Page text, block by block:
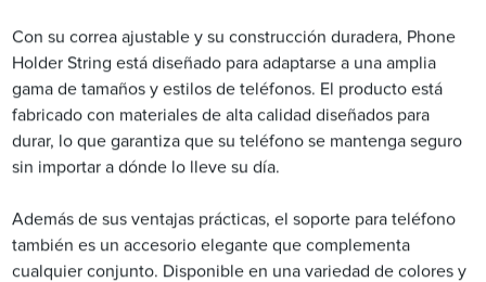
Con su correa ajustable y su construcción duradera, Phone
Holder String está diseñado para adaptarse a una amplia
gama de tamaños y estilos de teléfonos. El producto está
fabricado con materiales de alta calidad diseñados para
durar, lo que garantiza que su teléfono se mantenga seguro
sin importar a dónde lo lleve su día.
Además de sus ventajas prácticas, el soporte para teléfono
también es un accesorio elegante que complementa
cualquier conjunto. Disponible en una variedad de colores y